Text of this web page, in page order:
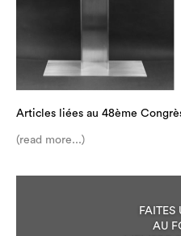
Articles liées au 48ème
(read more...)
FAITES
AU